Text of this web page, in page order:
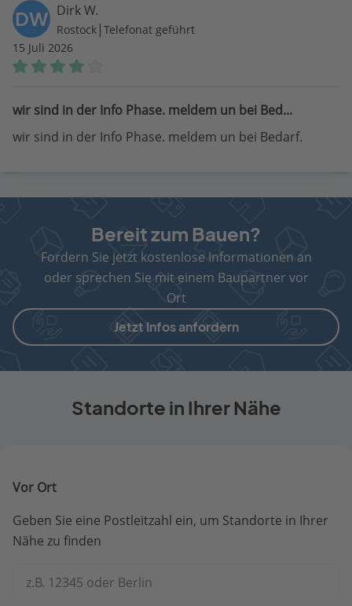
DW Dirk W.
Rostock | Telefonat geführt
15 Juli 2026
wir sind in der Info Phase. meldem un bei Bed...
wir sind in der Info Phase. meldem un bei Bedarf.
Bereit zum Bauen?
Fordern Sie jetzt kostenlose Informationen an
oder sprechen Sie mit einem Baupartner vor
Ort
Jetzt Infos anfordern
Standorte in Ihrer Nähe
Vor Ort
Geben Sie eine Postleitzahl ein, um Standorte in Ihrer
Nähe zu finden
z.B. 12345 oder Berlin